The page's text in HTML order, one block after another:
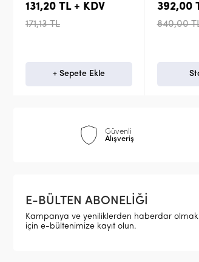
392,00 TL + KDV
Güvenli
Alışveriş
E-BÜLTEN ABONELİĞİ
Kampanya ve yeniliklerden haberdar olmak
için e-bültenimize kayıt olun.